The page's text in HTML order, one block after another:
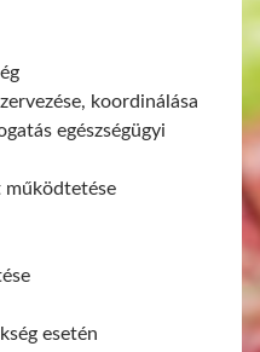
koordinálása
egészségügyi
működtetése
esetén​